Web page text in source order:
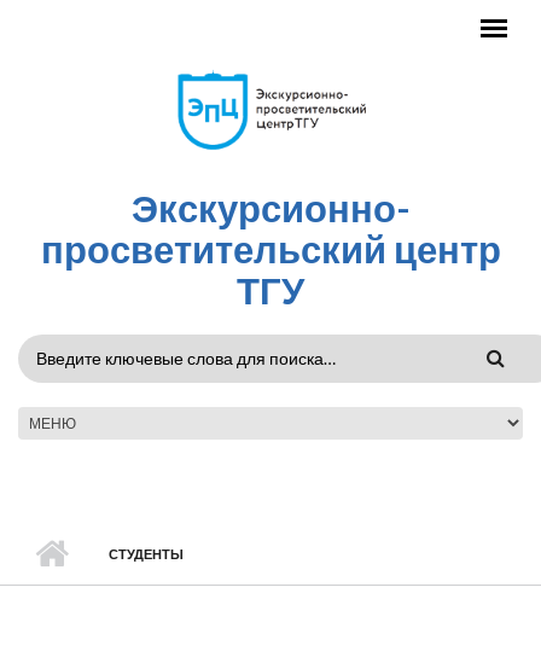
Экскурсионно-
просветительский центр
ТГУ
ФОРМА
ПОИСКА
СТУДЕНТЫ